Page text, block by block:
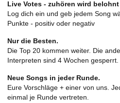
Live Votes - zuhören wird belohnt
Log dich ein und geb jedem Song
Punkte - positiv oder negativ
Nur die Besten.
Die Top 20 kommen weiter. Die
Interpreten sind 4 Wochen gesperrt.
Neue Songs in jeder Runde.
Eure Vorschläge + einer von uns.
einmal je Runde vertreten.